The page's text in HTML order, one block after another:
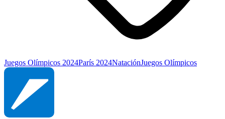
Juegos Olímpicos 2024París 2024NataciónJuegos Olímpicos